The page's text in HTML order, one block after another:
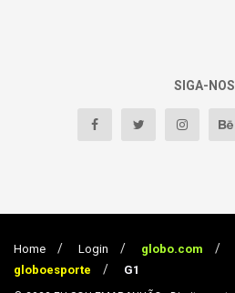
SIGA-NOS
Home Login globo.com
globoesporte
G1